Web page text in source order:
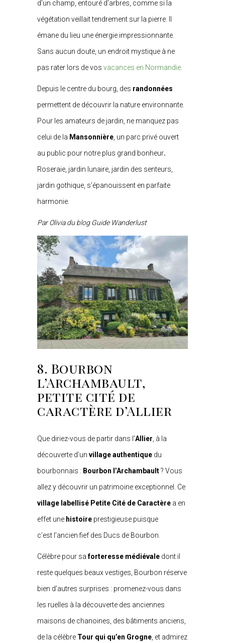
d’un champ, entouré d’arbres, comme si la
végétation veillait tendrement sur la pierre. Il
émane du lieu une énergie impressionnante.
Sans aucun doute, un endroit mystique à ne
pas rater lors de vos vacances en Normandie
Depuis le centre du bourg, des randonnées
permettent de découvrir la nature environnante.
Pour les amateurs de jardin, ne manquez pas
celui de la Mansonnière , un parc privé ouvert
au public pour notre plus grand bonheur.
Roseraie, jardin lunaire, jardin des senteurs,
jardin gothique, s’épanouissent en parfaite
harmonie.
Par Olivia du blog Guide Wanderlust
8. Bourbon
l’Archambault,
petite cité de
caractère d’Allier
Que diriez-vous de partir dans l’Allier , à la
découverte d’un village authentique du
bourbonnais : Bourbon l’Archambault? Vous
allez y découvrir un patrimoine exceptionnel. Ce
village labellisé Petite Cité de Caractère a en
effet une histoire prestigieuse puisque
c’est l’ancien fief des Ducs de Bourbon.
Célèbre pour saforteresse médiévale dont il
reste quelques beaux vestiges, Bourbon réserve
bien d’autres surprises : promenez-vous dans
les ruelles à la découverte des anciennes
maisons de chanoines, des bâtiments anciens,
de la célèbre Tour qui qu’en Grogne , et admirez